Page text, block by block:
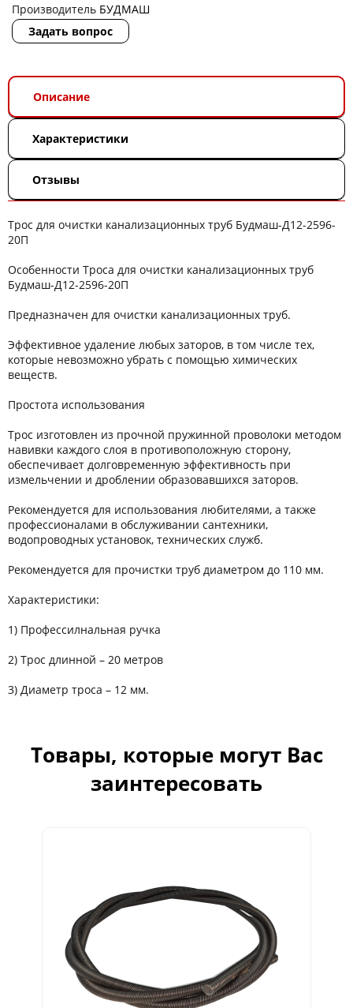
Производитель БУДМАШ
Задать вопрос
Описание
Характеристики
Отзывы
Трос для очистки канализационных труб Будмаш-Д12-2596-
20П
Особенности Троса для очистки канализационных труб
Будмаш-Д12-2596-20П
Предназначен для очистки канализационных труб.
Эффективное удаление любых заторов, в том числе тех,
которые невозможно убрать с помощью химических
веществ.
Простота использования
Трос изготовлен из прочной пружинной проволоки методом
навивки каждого слоя в противоположную сторону,
обеспечивает долговременную эффективность при
измельчении и дроблении образовавшихся заторов.
Рекомендуется для использования любителями, а также
профессионалами в обслуживании сантехники,
водопроводных установок, технических служб.
Рекомендуется для прочистки труб диаметром до 110 мм.
Характеристики:
1) Профессилнальная ручка
2) Трос длинной – 20 метров
3) Диаметр троса – 12 мм.
Товары, которые могут Вас
заинтересовать